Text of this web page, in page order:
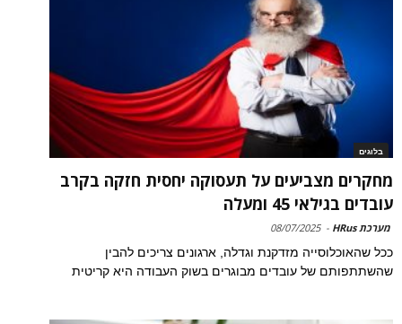
בלוגים
מחקרים מצביעים על תעסוקה יחסית חזקה בקרב
עובדים בגילאי 45 ומעלה
מערכת HRus -
08/07/2025
ככל שהאוכלוסייה מזדקנת וגדלה, ארגונים צריכים להבין
שהשתתפותם של עובדים מבוגרים בשוק העבודה היא קריטית